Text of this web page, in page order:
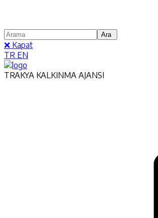
❌ Kapat
TR EN
TRAKYA KALKINMA AJANSI